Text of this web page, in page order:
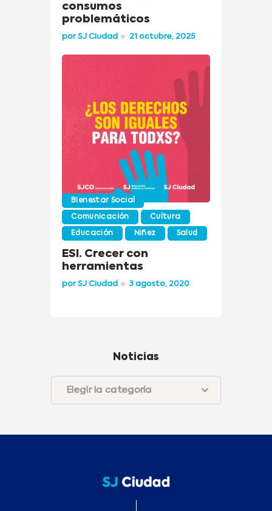
consumos
problemáticos
porSJ Ciudad 21 octubre, 2025
Bienestar Social
Comunicación Cultura
Educación Niñez Salud
ESI. Crecer con
herramientas
porSJ Ciudad 3 agosto, 2020
Noticias